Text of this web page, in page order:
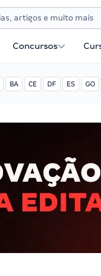
Concursos
BA CE DF ES GO